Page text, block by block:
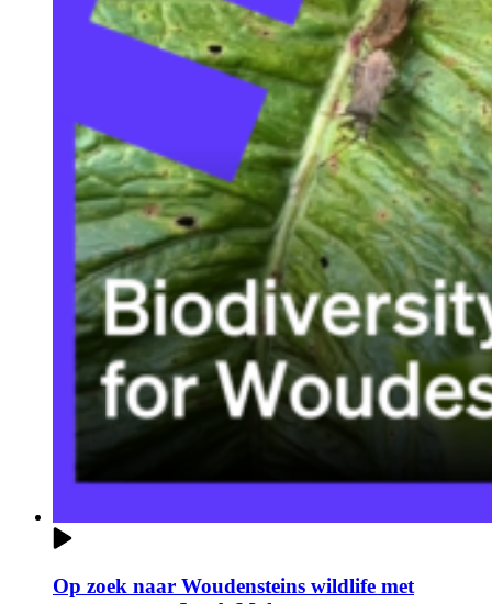
Op zoek naar Woudensteins wildlife met